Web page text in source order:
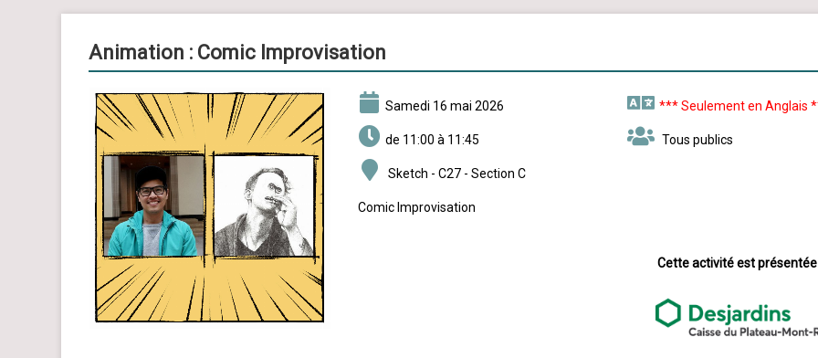
Animation : Comic Improvisation
samedi 16 mai 2026
de 11:00 à 11:45
Sketch - C27 - Section C
*** Seulement en Anglais
Tous publics
Comic Improvisation
Cette activité est